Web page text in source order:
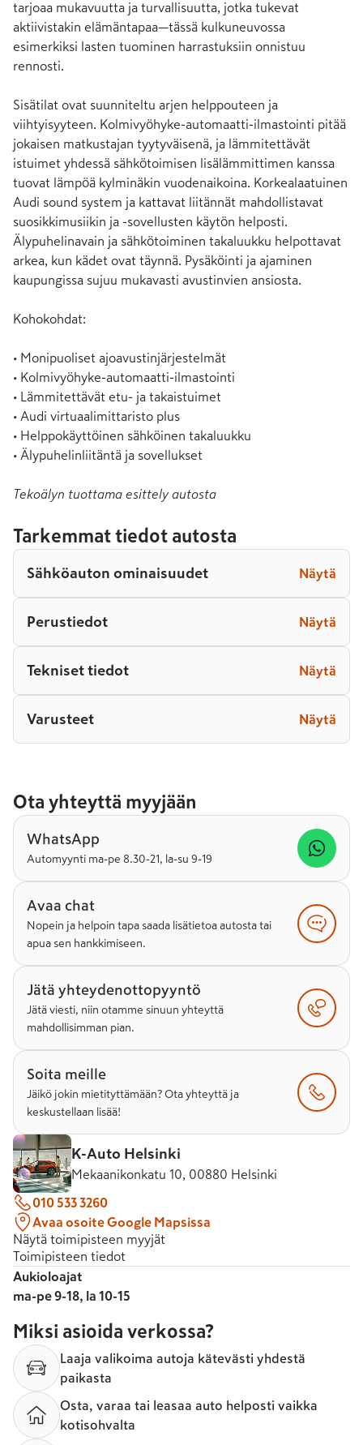
tarjoaa mukavuutta ja turvallisuutta, jotka tukevat
aktiivistakin elämäntapaa—tässä kulkuneuvossa
esimerkiksi lasten tuominen harrastuksiin onnistuu
rennosti.
Sisätilat ovat suunniteltu arjen helppouteen ja
viihtyisyyteen. Kolmivyöhyke-automaatti-ilmastointi pitää
jokaisen matkustajan tyytyväisenä, ja lämmitettävät
istuimet yhdessä sähkötoimisen lisälämmittimen kanssa
tuovat lämpöä kylminäkin vuodenaikoina. Korkealaatuinen
Audi sound system ja kattavat liitännät mahdollistavat
suosikkimusiikin ja -sovellusten käytön helposti.
Älypuhelinavain ja sähkötoiminen takaluukku helpottavat
arkea, kun kädet ovat täynnä. Pysäköinti ja ajaminen
kaupungissa sujuu mukavasti avustinvien ansiosta.
Kohokohdat:
• Monipuoliset ajoavustinjärjestelmät
• Kolmivyöhyke-automaatti-ilmastointi
• Lämmitettävät etu- ja takaistuimet
• Audi virtuaalimittaristo plus
• Helppokäyttöinen sähköinen takaluukku
• Älypuhelinliitäntä ja sovellukset
Tekoälyn tuottama esittely autosta
Tarkemmat tiedot autosta
Sähköauton ominaisuudet Näytä
Perustiedot Näytä
Tekniset tiedot Näytä
Varusteet Näytä
Ota yhteyttä myyjään
WhatsApp
Automyynti ma-pe 8.30-21, la-su 9-19
Avaa chat
Nopein ja helpoin tapa saada lisätietoa autosta tai
apua sen hankkimiseen.
Jätä yhteydenottopyyntö
Jätä viesti, niin otamme sinuun yhteyttä
mahdollisimman pian.
Soita meille
Jäikö jokin mietityttämään? Ota yhteyttä ja
keskustellaan lisää!
K-Auto Helsinki
Mekaanikonkatu 10, 00880 Helsinki
010 533 3260
Avaa osoite Google Mapsissa
Näytä toimipisteen myyjät
Toimipisteen tiedot
Aukioloajat
ma-pe 9-18, la 10-15
Miksi asioida verkossa?
Laaja valikoima autoja kätevästi yhdestä
paikasta
Osta, varaa tai leasaa auto helposti vaikka
kotisohvalta